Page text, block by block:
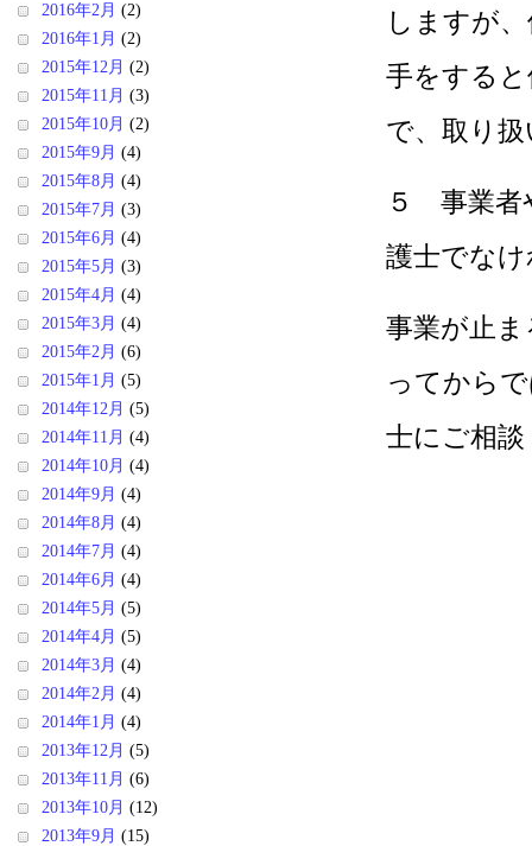
しますが
手をする
で、取り
５ 事業者
護士でな
事業が止
ってから
士にご相
2016年2月 (2)
2016年1月 (2)
2015年12月 (2)
2015年11月 (3)
2015年10月 (2)
2015年9月 (4)
2015年8月 (4)
2015年7月 (3)
2015年6月 (4)
2015年5月 (3)
2015年4月 (4)
2015年3月 (4)
2015年2月 (6)
2015年1月 (5)
2014年12月 (5)
2014年11月 (4)
2014年10月 (4)
2014年9月 (4)
2014年8月 (4)
2014年7月 (4)
2014年6月 (4)
2014年5月 (5)
2014年4月 (5)
2014年3月 (4)
2014年2月 (4)
2014年1月 (4)
2013年12月 (5)
2013年11月 (6)
2013年10月 (12)
2013年9月 (15)